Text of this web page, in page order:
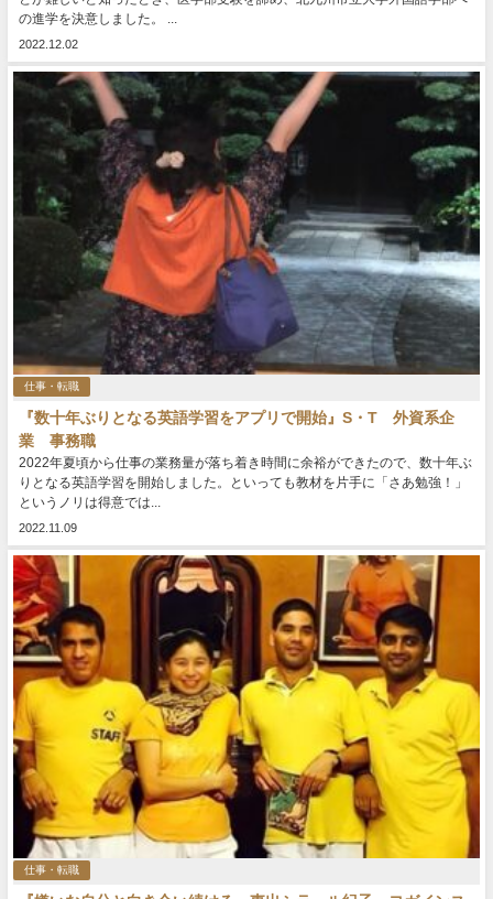
の進学を決意しました。 ...
2022.12.02
仕事・転職
『数十年ぶりとなる英語学習をアプリで開始』S・T 外資系企
業 事務職
2022年夏頃から仕事の業務量が落ち着き時間に余裕ができたので、数十年ぶ
りとなる英語学習を開始しました。といっても教材を片手に「さあ勉強！」
というノリは得意では...
2022.11.09
仕事・転職